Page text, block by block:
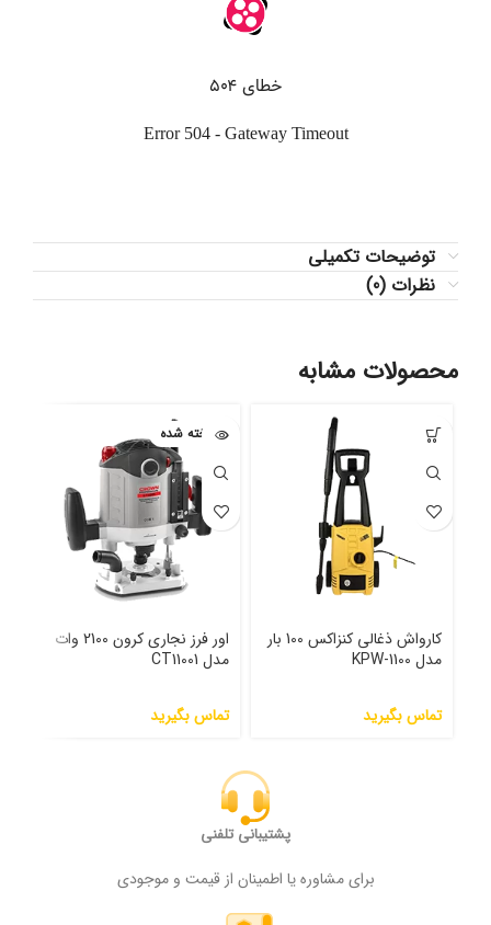
توضیحات تکمیلی
نظرات (0)
محصولات مشابه
کارواش ذغالی کنزاکس 100 بار
مدل KPW-1100
تماس بگیرید
فروخته شده
اور فرز نجاری کرون 2100 وات
مدل CT11001
تماس بگیرید
پشتیبانی تلفنی
برای مشاوره یا اطمینان از قیمت و موجودی